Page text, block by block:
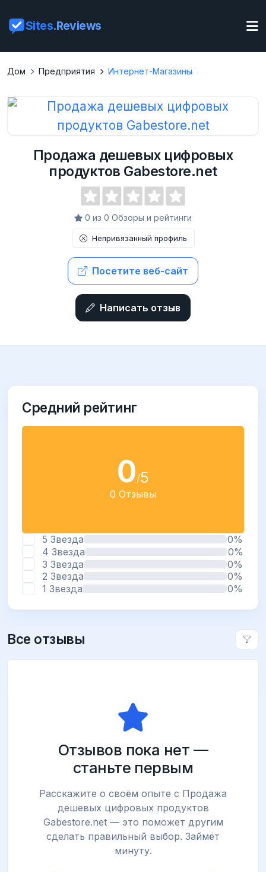
Sites.Reviews
Дом Предприятия Интернет-Магазины
Продажа дешевых цифровых
продуктов Gabestore.net
0 из 0 Обзоры и рейтинги
Непривязанный профиль
Посетите веб-сайт
Написать отзыв
Средний рейтинг
0/5
0 Отзывы
5 Звезда
0%
4 Звезда
0%
3 Звезда
0%
2 Звезда
0%
1 Звезда
0%
Все отзывы
Отзывов пока нет —
станьте первым
Расскажите о своём опыте с Продажа
дешевых цифровых продуктов
Gabestore.net — это поможет другим
сделать правильный выбор. Займёт
минуту.